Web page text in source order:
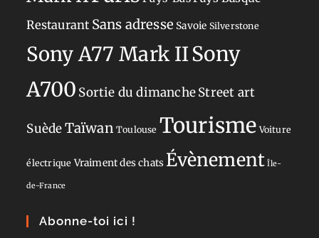
Restaurant Sans adresse Savoie Silverstone
Sony A77 Mark IISony
A700 Sortie du dimancheStreet art
SuèdeTaïwan Toulouse Tourisme Voiture
électrique Vraiment des chats Évènement Île-
de-France
Abonne-toi ici !